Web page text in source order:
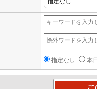
指定なし 本